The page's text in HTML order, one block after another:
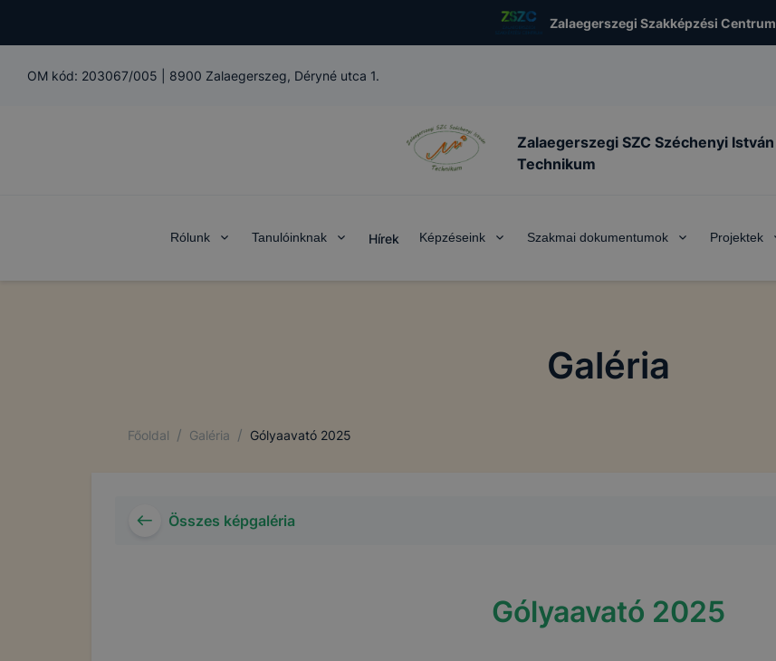
Zalaegerszegi Szakképzési Centrum
OM kód: 203067/005 8900 Zalaegerszeg, Déryné utca 1.
Zalaegerszegi SZC Széchenyi István
Technikum
Rólunk Tanulóinknak Hírek Képzéseink Szakmai dokumentumok Projektek
Galéria
Főoldal / Galéria / Gólyaavató 2025
Összes képgaléria
Gólyaavató 2025